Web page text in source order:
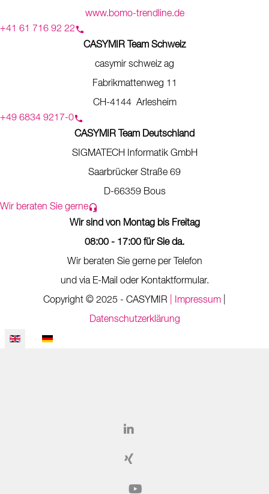
www.bomo-trendline.de
+41 61 716 92 22
CASYMIR Team Schweiz
casymir schweiz ag
Fabrikmattenweg 11
CH-4144 Arlesheim
+49 6834 9217-0
CASYMIR Team Deutschland
SIGMATECH Informatik GmbH
Saarbrücker Straße 69
D-66359 Bous
Wir beraten Sie gerne
Wir sind von Montag bis Freitag
08:00 - 17:00 für Sie da.
Wir beraten Sie gerne per Telefon
und via E-Mail oder Kontaktformular.
Copyright © 2025 - CASYMIR | Impressum
Datenschutzerklärung
Select your language